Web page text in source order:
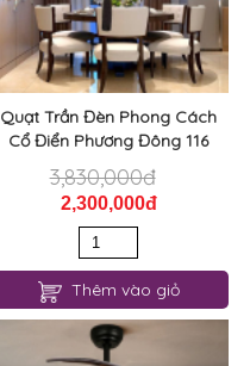
Quạt Trần Đèn Phong Cách
Cổ Điển Phương Đông 116
3,830,000đ
2,300,000đ
Thêm vào giỏ